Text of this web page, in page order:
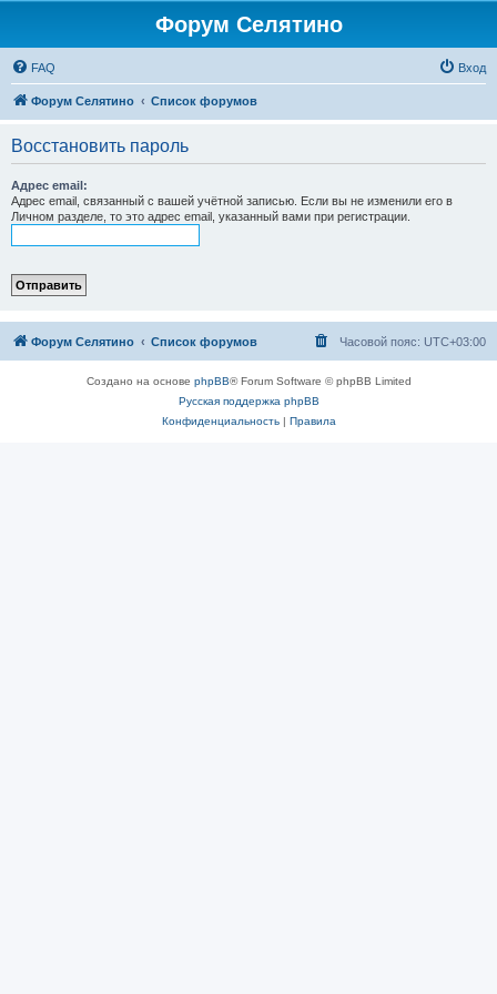
Форум Селятино
FAQ Вход
Форум Селятино Список форумов
Восстановить пароль
Адрес email:
Адрес email, связанный с вашей учётной записью. Если вы не изменили его в
Личном разделе, то это адрес email, указанный вами при регистрации.
Форум Селятино Список форумов Часовой пояс: UTC+03:00
Создано на основе phpBB® Forum Software © phpBB Limited
Русская поддержка phpBB
Конфиденциальность| Правила